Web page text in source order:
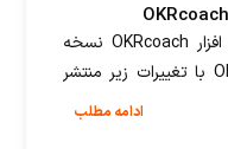
ویژگی‌های نسخه تیر (2.2.2) نرم افزار OKRcoach نسخه
تیر ماه (2.2.2) نرم افزار OKRcoach با تغییرات زیر منتشر
عمومیادامه مطلب